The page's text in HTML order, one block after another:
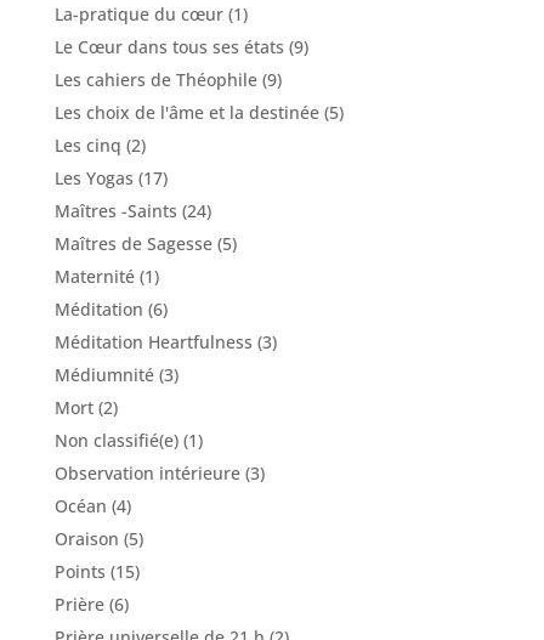
La-pratique du cœur(1)
Le Cœur dans tous ses états (9)
Les cahiers de Théophile(9)
Les choix de l'âme et la destinée(5)
Les cinq (2)
Les Yogas (17)
Maîtres -Saints (24)
Maîtres de Sagesse(5)
Maternité(1)
Méditation (6)
Méditation Heartfulness (3)
Médiumnité(3)
Mort(2)
Non classifié(e)(1)
Observation intérieure(3)
Océan (4)
Oraison (5)
Points (15)
Prière(6)